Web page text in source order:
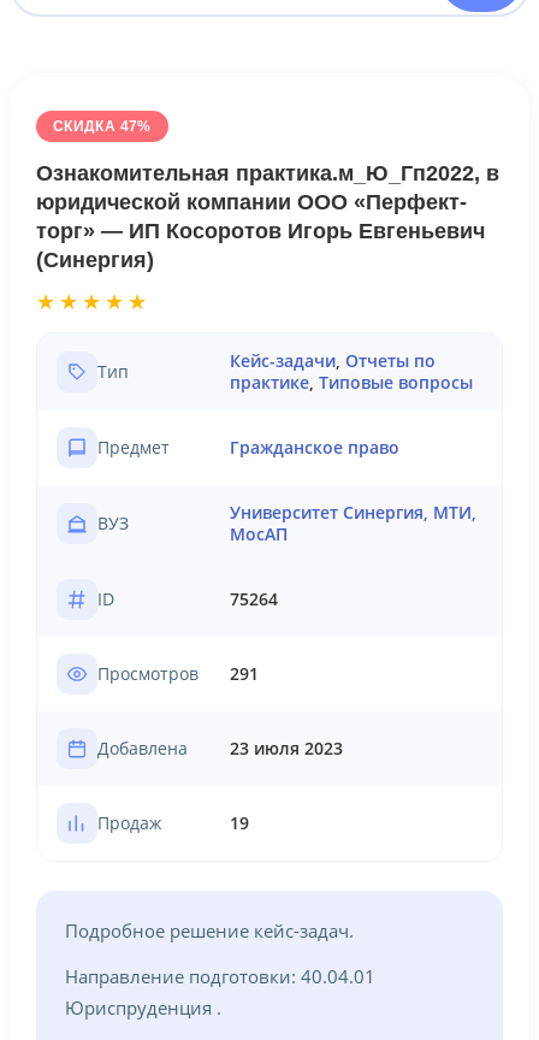
СКИДКА 47%
Ознакомительная практика.м_Ю_Гп2022, в
юридической компании ООО «Перфект-
торг» — ИП Косоротов Игорь Евгеньевич
(Синергия)
★★★★★
Тип Кейс-задачи, Отчеты по
практике, Типовые вопросы
Предмет Гражданское право
ВУЗ
Университет Синергия, МТИ,
МосАП
ID 75264
Просмотров 291
Добавлена 23 июля 2023
Продаж 19
Подробное решение кейс-задач.
Направление подготовки: 40.04.01
Юриспруденция .